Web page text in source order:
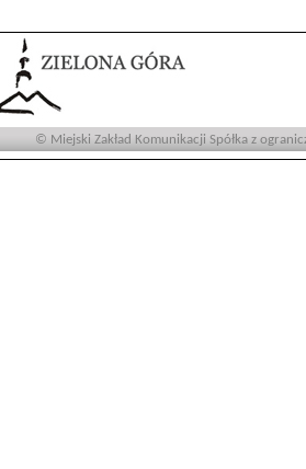
© Miejski Zakład Komunikacji Spółka z